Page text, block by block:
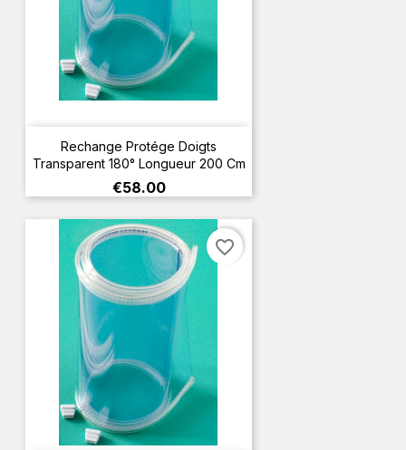
Rechange Protége Doigts
Transparent 180° Longueur 200 Cm
Price
€58.00
favorite_border